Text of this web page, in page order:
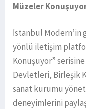
Müzeler
İstanbul Modern’in
yönlü iletişim
Konuşuyor”
Devletleri, Birleşik
sanat kurumu
deneyimlerini